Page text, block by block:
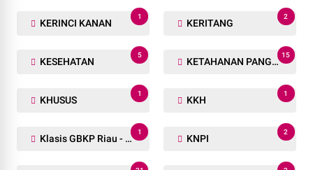
KERINCI KANAN
1
KERITANG
2
KESEHATAN
5
KETAHANAN PANGAN
15
KHUSUS
1
KKH
1
Klasis GBKP Riau - Sumbar.
1
KNPI
2